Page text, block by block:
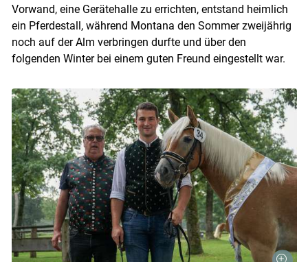
Vorwand, eine Gerätehalle zu errichten, entstand heimlich
ein Pferdestall, während Montana den Sommer zweijährig
noch auf der Alm verbringen durfte und über den
folgenden Winter bei einem guten Freund eingestellt war.